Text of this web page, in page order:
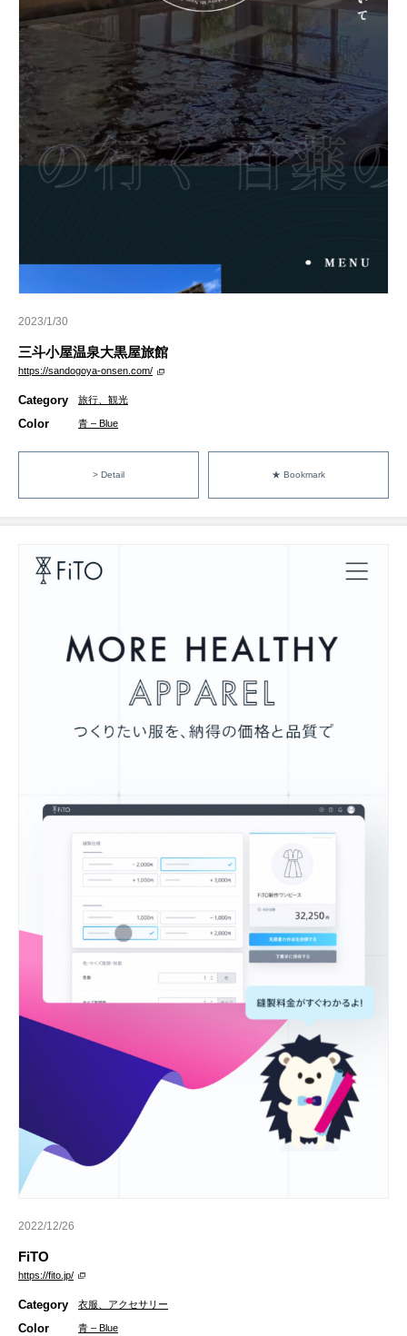
2023/1/30
三斗小屋温泉大黒屋旅館
https://sandogoya-onsen.com/
Category 旅行、観光
Color 青 – Blue
> Detail ★ Bookmark
2022/12/26
FiTO
https://fito.jp/
Category 衣服、アクセサリー
Color 青 – Blue